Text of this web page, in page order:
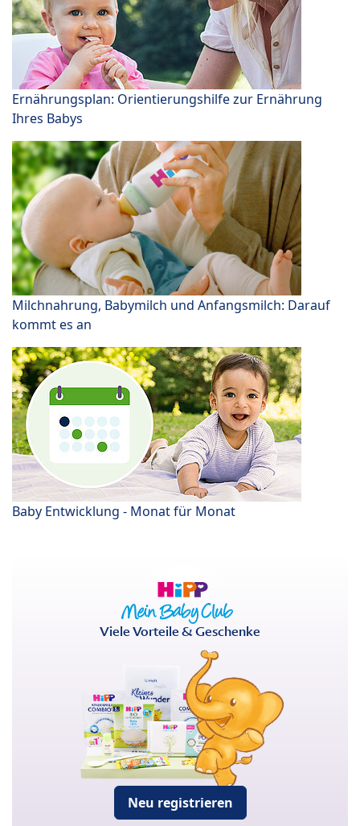
Ernährungsplan: Orientierungshilfe zur Ernährung
Ihres Babys
Milchnahrung, Babymilch und Anfangsmilch: Darauf
kommt es an
Baby Entwicklung - Monat für Monat
Viele Vorteile & Geschenke
Neu registrieren